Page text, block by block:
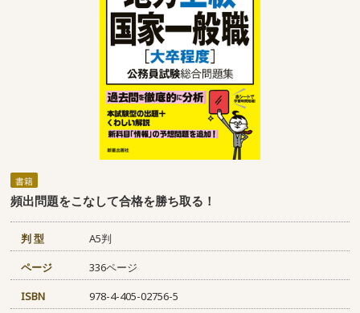
書籍
頻出問題をこなして合格を勝ち取る！
判 型
A5判
ページ
336ページ
ISBN
978-4-405-02756-5